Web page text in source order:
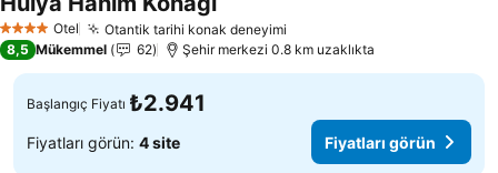
4 Yıldız Otel Otantik tarihi konak deneyimi
Fiyatları görün
8,5 Mükemmel 62 Şehir merkezi 0.8 km uzaklıkta
Başlangıç Fiyatı ₺2.941
Fiyatları görün: 4 site Fiyatları görün